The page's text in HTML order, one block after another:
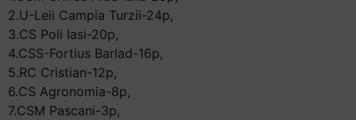
2.U-Leii Campia Turzii-24p,
3.CS Poli Iasi-20p,
4.CSS-Fortius Barlad-16p,
5.RC Cristian-12p,
6.CS Agronomia-8p,
7.CSM Pascani-3p,